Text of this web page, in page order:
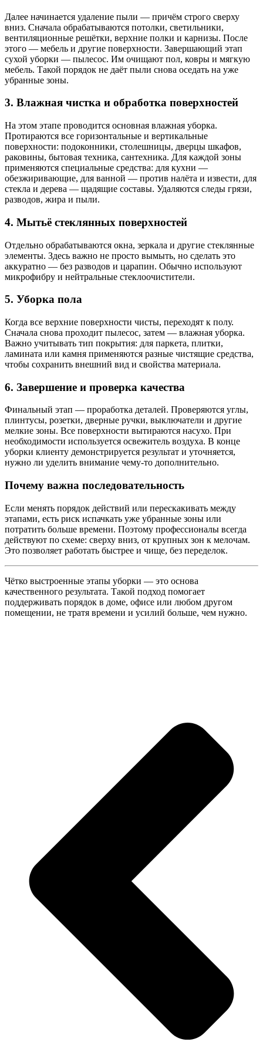
Далее начинается удаление пыли — причём строго сверху
вниз. Сначала обрабатываются потолки, светильники,
вентиляционные решётки, верхние полки и карнизы. После
этого — мебель и другие поверхности. Завершающий этап
сухой уборки — пылесос. Им очищают пол, ковры и мягкую
мебель. Такой порядок не даёт пыли снова оседать на уже
убранные зоны.
3. Влажная чистка и обработка поверхностей
На этом этапе проводится основная влажная уборка.
Протираются все горизонтальные и вертикальные
поверхности: подоконники, столешницы, дверцы шкафов,
раковины, бытовая техника, сантехника. Для каждой зоны
применяются специальные средства: для кухни —
обезжиривающие, для ванной — против налёта и извести, для
стекла и дерева — щадящие составы. Удаляются следы грязи,
разводов, жира и пыли.
4. Мытьё стеклянных поверхностей
Отдельно обрабатываются окна, зеркала и другие стеклянные
элементы. Здесь важно не просто вымыть, но сделать это
аккуратно — без разводов и царапин. Обычно используют
микрофибру и нейтральные стеклоочистители.
5. Уборка пола
Когда все верхние поверхности чисты, переходят к полу.
Сначала снова проходит пылесос, затем — влажная уборка.
Важно учитывать тип покрытия: для паркета, плитки,
ламината или камня применяются разные чистящие средства,
чтобы сохранить внешний вид и свойства материала.
6. Завершение и проверка качества
Финальный этап — проработка деталей. Проверяются углы,
плинтусы, розетки, дверные ручки, выключатели и другие
мелкие зоны. Все поверхности вытираются насухо. При
необходимости используется освежитель воздуха. В конце
уборки клиенту демонстрируется результат и уточняется,
нужно ли уделить внимание чему-то дополнительно.
Почему важна последовательность
Если менять порядок действий или перескакивать между
этапами, есть риск испачкать уже убранные зоны или
потратить больше времени. Поэтому профессионалы всегда
действуют по схеме: сверху вниз, от крупных зон к мелочам.
Это позволяет работать быстрее и чище, без переделок.
Чётко выстроенные этапы уборки — это основа
качественного результата. Такой подход помогает
поддерживать порядок в доме, офисе или любом другом
помещении, не тратя времени и усилий больше, чем нужно.